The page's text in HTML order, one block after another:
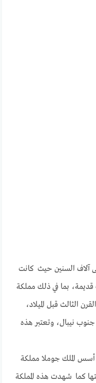
آلاف السنين حيث كانت
بما في ذلك مملكة
الثالث قبل الميلاد،
نيبال، وتعتبر هذه
أسس الملك جوملا مملكة
كما شهدت هذه المملكة